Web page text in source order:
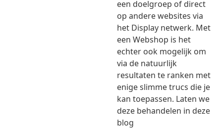
een doelgroep of direct
op andere websites via
het Display netwerk. Met
een Webshop is het
echter ook mogelijk om
via de natuurlijk
resultaten te ranken met
enige slimme trucs die je
kan toepassen. Laten we
deze behandelen in deze
blog